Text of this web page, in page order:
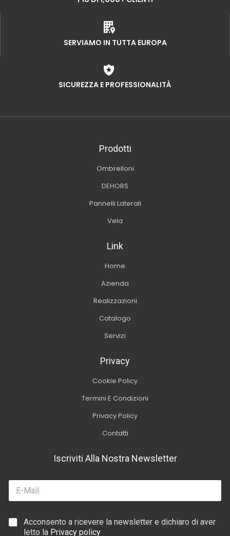
SERVIAMO IN TUTTA EUROPA
SICUREZZA E PROFESSIONALITÀ
Prodotti
Ombrelloni
DEHORS
Pannelli Laterali
Vela
Link
Home
Azienda
Realizzazioni
Catalogo
Servizi
Privacy
Cookie Policy
Termini E Condizioni
Privacy Policy
Contatti
Iscriviti Alla Nostra Newsletter
E
a
aC
Acconsento a ricevere la newsletter e dichiaro di aver
letto la Privacy policy